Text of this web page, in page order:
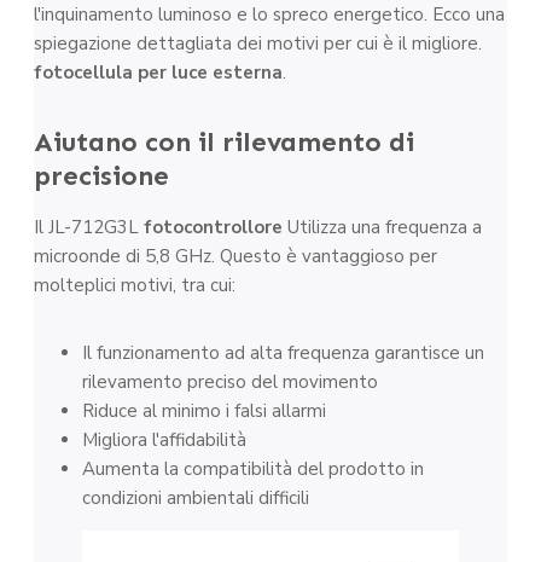
l'inquinamento luminoso e lo spreco energetico. Ecco una
spiegazione dettagliata dei motivi per cui è il migliore.
fotocellula per luce esterna.
Aiutano con il rilevamento di
precisione
Il JL-712G3L fotocontrollore Utilizza una frequenza a
microonde di 5,8 GHz. Questo è vantaggioso per
molteplici motivi, tra cui:
Il funzionamento ad alta frequenza garantisce un
rilevamento preciso del movimento
Riduce al minimo i falsi allarmi
Migliora l'affidabilità
Aumenta la compatibilità del prodotto in
condizioni ambientali difficili